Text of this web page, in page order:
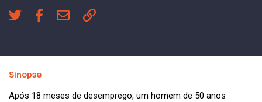
Sinopse
Após 18 meses de desemprego, um homem de 50 anos